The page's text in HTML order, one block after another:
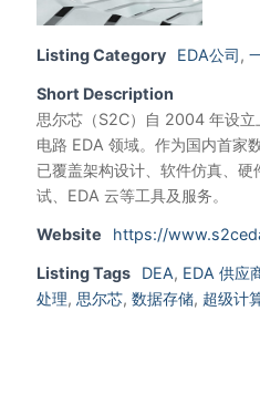
Listing Category EDA公司,
Short Description
思尔芯（S2C）自 2004 年设
电路 EDA 领域。作为国内首家
已覆盖架构设计、软件仿真、
试、EDA 云等工具及服务。
Website https://
Listing Tags DEA, EDA 供应
处理, 思尔芯, 数据存储, 超级计